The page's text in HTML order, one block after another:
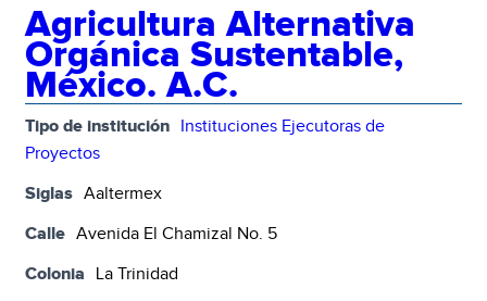
Agricultura Alternativa
Orgánica Sustentable,
México. A.C.
Tipo de institución Instituciones Ejecutoras de
Proyectos
Siglas Aaltermex
Calle Avenida El Chamizal No. 5
Colonia La Trinidad